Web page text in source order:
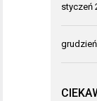
styczeń